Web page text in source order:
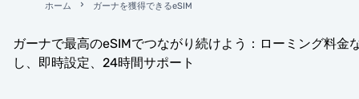
ホーム ガーナを獲得できるeSIM
ガーナで最高のeSIMでつながり続けよう：ローミング料金
し、即時設定、24時間サポート